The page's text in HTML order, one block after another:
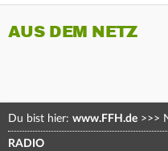
AUS DEM NETZ
Du bist hier: www.FFH.de >>>
RADIO